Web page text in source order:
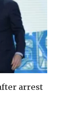
arrest